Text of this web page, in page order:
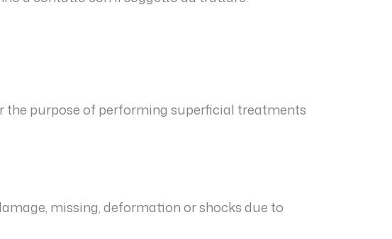
the purpose of performing superficial treatments
missing, deformation or shocks due to